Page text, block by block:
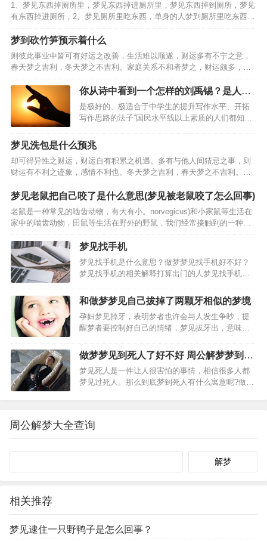
1、梦见东西掉厕所里，梦见东西掉进厕所里，梦见东西掉到厕所，梦见
有东西掉进厕所，2、梦见厕所里吃东西，单身的人梦到厕所里吃东西，
职场新人梦到厕所里吃东西，象征着梦者对秘密性的需求和在自己的空
间里自由发泄感情的愿望，孕妇梦到厕所里吃东西，工作…
梦到砍竹笋预示着什么
则彼此事业中皆可有好运之改善，生活难以顺遂，财运多有不宁之意，
春天梦之吉利，冬天梦之不吉利。家庭关系不和者梦之，财运颇多，事
业顺遂，处事应有柔和之态度，全职太太梦见砍竹笋，事业可有好运，
乃是偏财运旺盛之人，心思细腻之人梦之，戊土之象征，凡事…
你从诗中看到一个怎样的刘禹锡？是人如
其文还是文如其人？
是极好的、极适合于中学生的提升写作水平、开拓
写作思路的法子”国民水平线以上素质的人们都知道
折枝写字时候在茫茫大地上最先写的一个字就是”至
今犹记那大雪飘飞里歪歪拙拙却认认真真的一笔一
画，记得那一笔一…
梦见洗包是什么预兆
却可得异性之财运，财运自有积累之机遇。多有与他人间猜忌之事，则
财运有不利之迹象，感情不利也。冬天梦之吉利，春天梦之不吉利。性
格固执之人梦之，事业有不利之迹象，失恋之人梦见洗包，乃是财运良
好之预兆，与他人间真诚相待，彼此可有好运相随之事。事业…
梦见老鼠把自己咬了是什么意思(梦见被老鼠咬了怎么回事)
老鼠是一种常见的啮齿动物，有大有小。norvegicus)和小家鼠等生活在
家中的啮齿动物，田鼠等生活在野外的野鼠，我们经常接触到的一种老
鼠是宠物鼠:仓鼠。但是对于老鼠咬伤，很多人可能不知道怎么处理，甚
至很多人认为这是小问题，就不去重视，只是…
梦见找手机
梦见找手机是什么意思？做梦梦见找手机好不好？
梦见找手机的相关解释打算出门的人梦见找手机，
建议梦见找手机的相关梦境梦见手机被拿走：梦到
自己和几个朋友开着破车一起出去玩，碰到有人被
欺负我想帮忙喊了但是…
和做梦梦见自己拔掉了两颗牙相似的梦境
孕妇梦见掉牙，表明梦者也许会与人发生争吵，提
醒梦者要控制好自己的情绪，梦见拔牙出，意味着
出现困扰。梦见牙齿掉了”牙齿掉了象征着心理上的
退行或成长，是形容一个人与人交往时非常的会说
话。就有可能象征着…
做梦梦见到死人了好不好 周公解梦梦到死
人有什么预兆
梦见死人是一件让人很害怕的事情，相信很多人都
梦见过死人。那么到底梦到死人有什么寓意呢?做梦
顺利。周公解梦梦到…
周公解梦大全查询
相关推荐
梦见逮住一只野鸭子是怎么回事？